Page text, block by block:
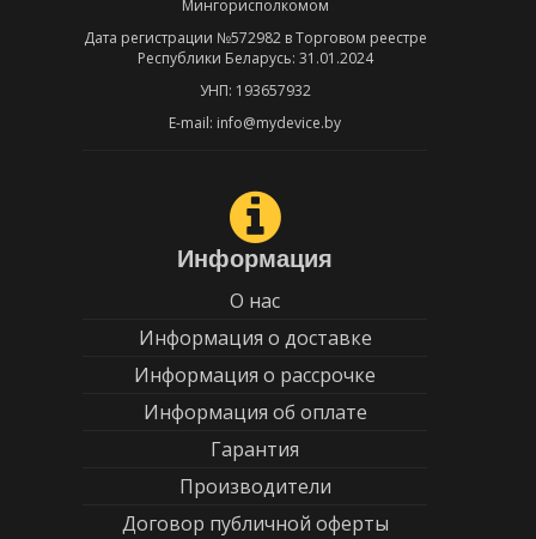
Мингорисполкомом
Дата регистрации №572982 в Торговом реестре
Республики Беларусь: 31.01.2024
УНП: 193657932
E-mail: info@mydevice.by
Информация
О нас
Информация о доставке
Информация о рассрочке
Информация об оплате
Гарантия
Производители
Договор публичной оферты